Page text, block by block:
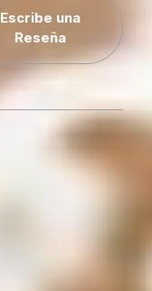
Escribe una
Reseña